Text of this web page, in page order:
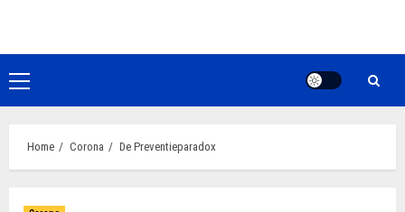
de
inhoudPrimair
menu
Home Corona De Preventieparadox